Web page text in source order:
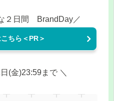
２日間 BrandDay／
ちら＜PR＞
(金)23:59まで ＼